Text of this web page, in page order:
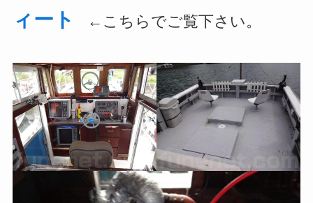
ィート
←こちらでご覧下さい。